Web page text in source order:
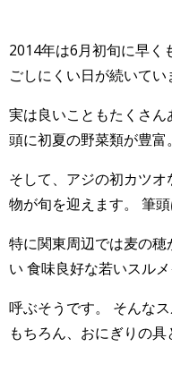
2014年は6月初旬に早く
ごしにくい日が続いてい
実は良いこともたくさ
頭に初夏の野菜類が豊富。
そして、アジの初カツ
物が旬を迎えます。 筆頭
特に関東周辺では麦の
い 食味良好な若いスル
呼ぶそうです。 そんな
もちろん、おにぎりの具